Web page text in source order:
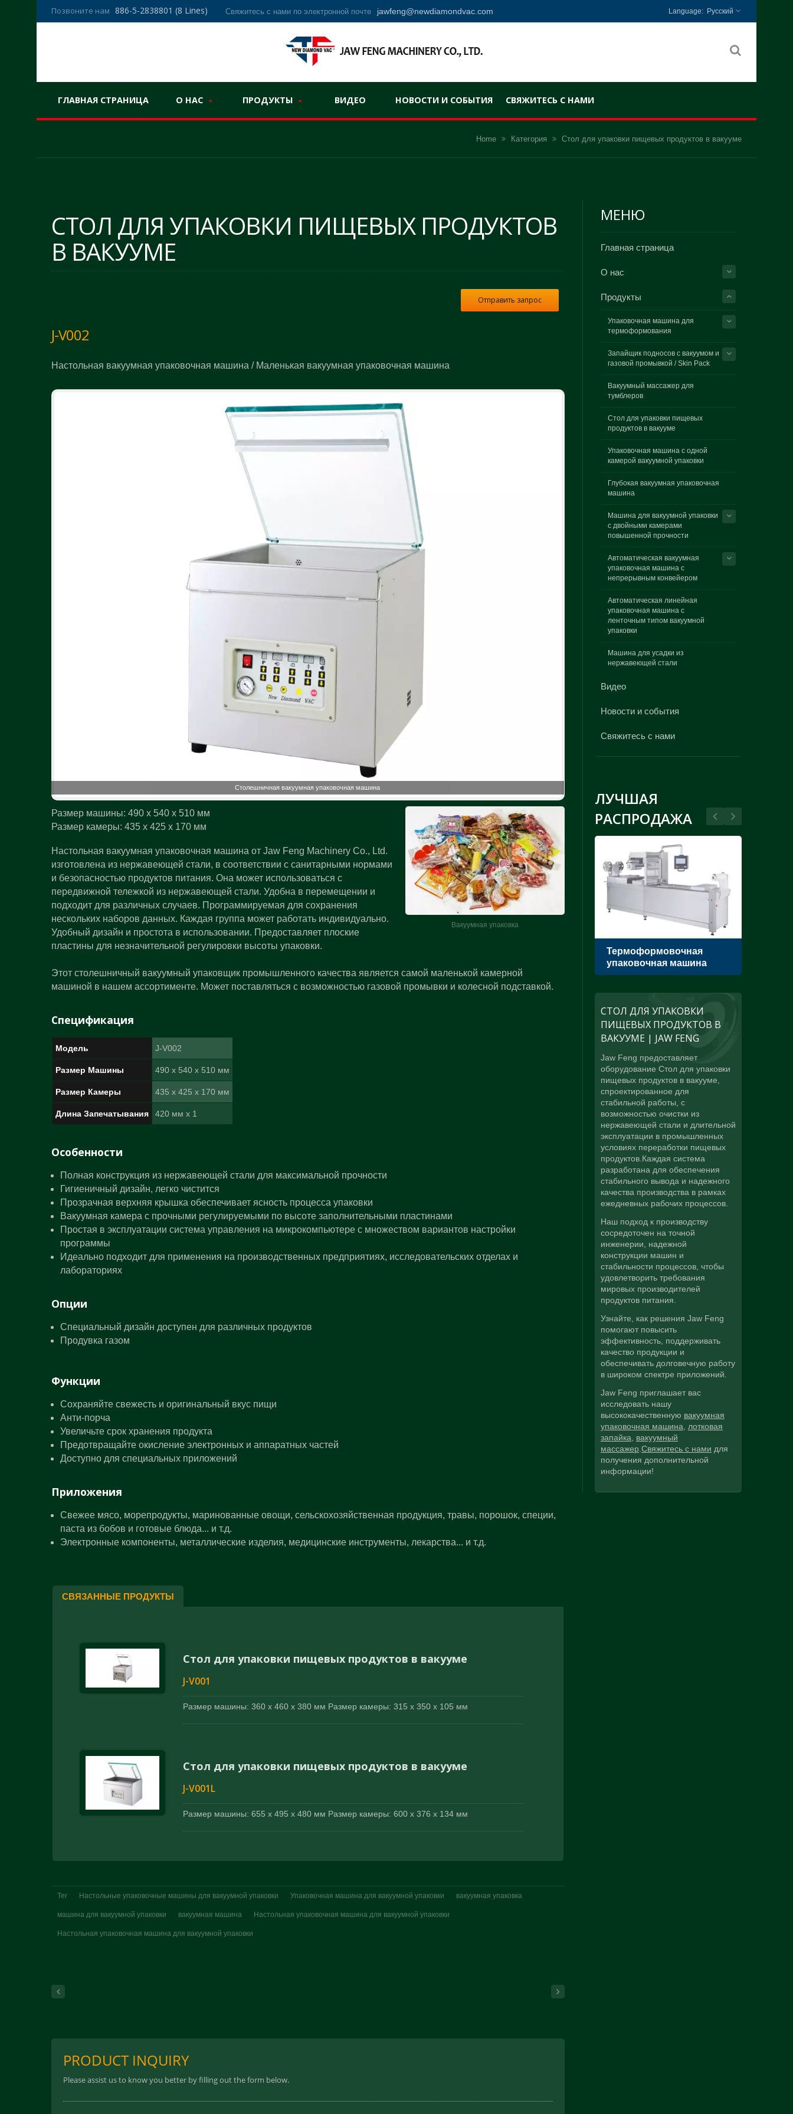
Позвоните нам 886-5-2838801 (8 Lines) Свяжитесь с нами по электронной почте jawfeng@newdiamondvac.com Русский
ГЛАВНАЯ СТРАНИЦА О НАС ПРОДУКТЫ ВИДЕО НОВОСТИ И СОБЫТИЯ СВЯЖИТЕСЬ С НАМИ
Home Категория Стол для упаковки пищевых продуктов в вакууме
СТОЛ ДЛЯ УПАКОВКИ ПИЩЕВЫХ ПРОДУКТОВ
В ВАКУУМЕ
Отправить запрос
J-V002
Настольная вакуумная упаковочная машина / Маленькая вакуумная упаковочная машина
Столешничная вакуумная упаковочная машина
Вакуумная упаковка
Размер машины: 490 x 540 x 510 мм
Размер камеры: 435 x 425 x 170 мм
Настольная вакуумная упаковочная машина от Jaw Feng Machinery Co., Ltd.
изготовлена из нержавеющей стали, в соответствии с санитарными нормами
и безопасностью продуктов питания. Она может использоваться с
передвижной тележкой из нержавеющей стали. Удобна в перемещении и
подходит для различных случаев. Программируемая для сохранения
нескольких наборов данных. Каждая группа может работать индивидуально.
Удобный дизайн и простота в использовании. Предоставляет плоские
пластины для незначительной регулировки высоты упаковки.
Этот столешничный вакуумный упаковщик промышленного качества является самой маленькой камерной
машиной в нашем ассортименте. Может поставляться с возможностью газовой промывки и колесной подставкой.
Спецификация
Модель J-V002
Размер Машины 490 x 540 x 510 мм
Размер Камеры 435 x 425 x 170 мм
Длина Запечатывания 420 мм x 1
Особенности
Полная конструкция из нержавеющей стали для максимальной прочности
Гигиеничный дизайн, легко чистится
Прозрачная верхняя крышка обеспечивает ясность процесса упаковки
Вакуумная камера с прочными регулируемыми по высоте заполнительными пластинами
Простая в эксплуатации система управления на микрокомпьютере с множеством вариантов настройки
программы
Идеально подходит для применения на производственных предприятиях, исследовательских отделах и
лабораториях
Опции
Специальный дизайн доступен для различных продуктов
Продувка газом
Функции
Сохраняйте свежесть и оригинальный вкус пищи
Анти-порча
Увеличьте срок хранения продукта
Предотвращайте окисление электронных и аппаратных частей
Доступно для специальных приложений
Приложения
Свежее мясо, морепродукты, маринованные овощи, сельскохозяйственная продукция, травы, порошок, специи,
паста из бобов и готовые блюда... и т.д.
Электронные компоненты, металлические изделия, медицинские инструменты, лекарства... и т.д.
СВЯЗАННЫЕ ПРОДУКТЫ
Стол для упаковки пищевых продуктов в вакууме
J-V001
Размер машины: 360 x 460 x 380 мм Размер камеры: 315 x 350 x 105 мм
Стол для упаковки пищевых продуктов в вакууме
J-V001L
Размер машины: 655 x 495 x 480 мм Размер камеры: 600 x 376 x 134 мм
Тег Настольные упаковочные машины для вакуумной упаковки Упаковочная машина для вакуумной упаковки вакуумная упаковка
машина для вакуумной упаковки вакуумная машина Настольная упаковочная машина для вакуумной упаковки
Настольная упаковочная машина для вакуумной упаковки
МЕНЮ
Главная страница
О нас
Продукты
Упаковочная машина для
термоформования
Запайщик подносов с вакуумом и
газовой промывкой / Skin Pack
Вакуумный массажер для
тумблеров
Стол для упаковки пищевых
продуктов в вакууме
Упаковочная машина с одной
камерой вакуумной упаковки
Глубокая вакуумная упаковочная
машина
Машина для вакуумной упаковки
с двойными камерами
повышенной прочности
Автоматическая вакуумная
упаковочная машина с
непрерывным конвейером
Автоматическая линейная
упаковочная машина с
ленточным типом вакуумной
упаковки
Машина для усадки из
нержавеющей стали
Видео
Новости и события
Свяжитесь с нами
ЛУЧШАЯ
РАСПРОДАЖА
Термоформовочная
упаковочная машина
СТОЛ ДЛЯ УПАКОВКИ
ПИЩЕВЫХ ПРОДУКТОВ В
ВАКУУМЕ | JAW FENG
Jaw Feng предоставляет
оборудование Стол для упаковки
пищевых продуктов в вакууме,
спроектированное для
стабильной работы, с
возможностью очистки из
нержавеющей стали и длительной
эксплуатации в промышленных
условиях переработки пищевых
продуктов.Каждая система
разработана для обеспечения
стабильного вывода и надежного
качества производства в рамках
ежедневных рабочих процессов.
Наш подход к производству
сосредоточен на точной
инженерии, надежной
конструкции машин и
стабильности процессов, чтобы
удовлетворить требования
мировых производителей
продуктов питания.
Узнайте, как решения Jaw Feng
помогают повысить
эффективность, поддерживать
качество продукции и
обеспечивать долговечную работу
в широком спектре приложений.
Jaw Feng приглашает вас
исследовать нашу
высококачественную вакуумная
упаковочная машина, лотковая
запайка, вакуумный
массажер.Свяжитесь с нами для
получения дополнительной
информации!